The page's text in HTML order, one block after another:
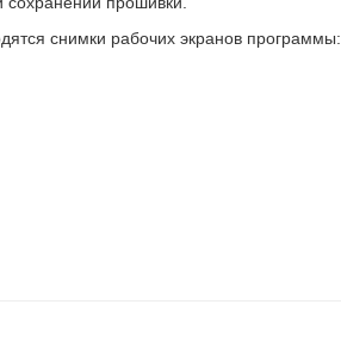
снимки рабочих экранов программы: